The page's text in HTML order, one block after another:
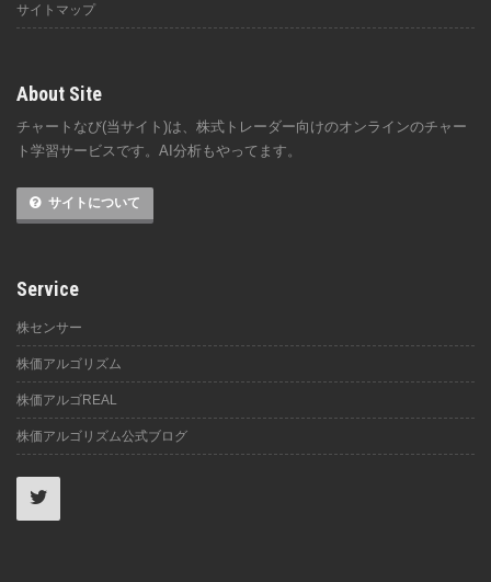
サイトマップ
About Site
チャートなび(当サイト)は、株式トレーダー向けのオンラインのチャー
ト学習サービスです。AI分析もやってます。
サイトについて
Service
株センサー
株価アルゴリズム
株価アルゴREAL
株価アルゴリズム公式ブログ